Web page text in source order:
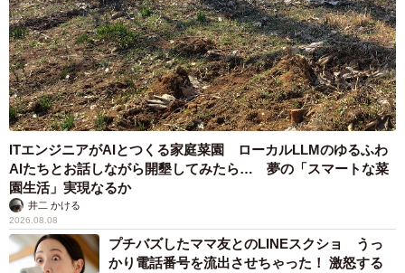
ITエンジニアがAIとつくる家庭菜園 ローカルLLMのゆるふわ
AIたちとお話しながら開墾してみたら… 夢の「スマートな菜
園生活」実現なるか
井二 かける
2026.08.08
プチバズしたママ友とのLINEスクショ うっ
かり電話番号を流出させちゃった！ 激怒する